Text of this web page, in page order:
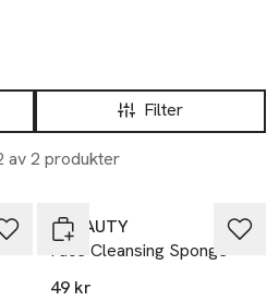
Filter
av 2 produkter
Å BEAUTY
Face Cleansing Sponge
49 kr